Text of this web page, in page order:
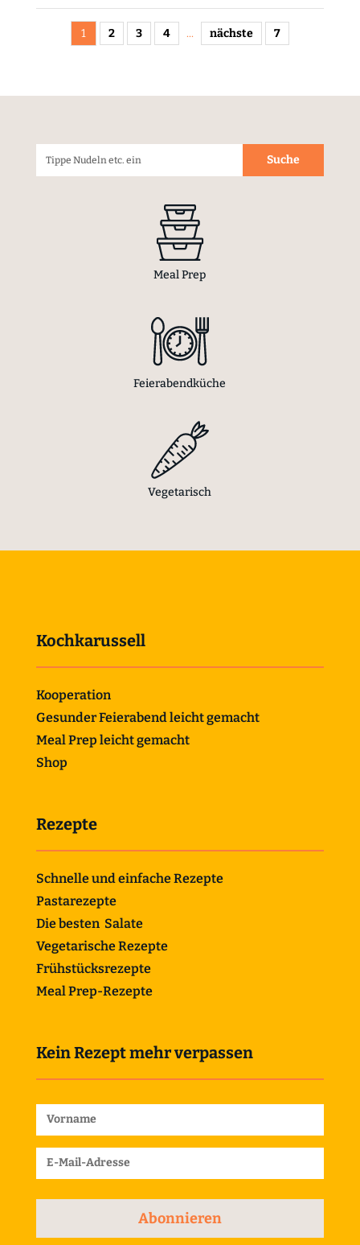
1 2 3 4 ... nächste 7
Meal Prep
Feierabendküche
Vegetarisch
Kochkarussell
Kooperation
Gesunder Feierabend leicht gemacht
Meal Prep leicht gemacht
Shop
Rezepte
Schnelle und einfache Rezepte
Pastarezepte
Die besten Salate
Vegetarische Rezepte
Frühstücksrezepte
Meal Prep-Rezepte
Kein Rezept mehr verpassen
Abonnieren